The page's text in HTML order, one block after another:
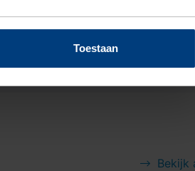
Toestaan
Bekijk